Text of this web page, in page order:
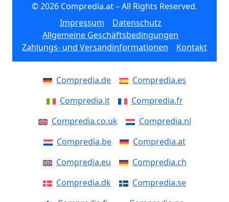
© 2026 Compredia.at – All Rights Reserved.
Impressum
Datenschutz
Allgemeine Geschäftsbedingungen
Zahlungs- und Versandinformationen
Kontakt
Compredia.de
Compredia.es
Compredia.it
Compredia.fr
Compredia.co.uk
Compredia.nl
Compredia.be
Compredia.at
Compredia.eu
Compredia.ch
Compredia.dk
Compredia.se